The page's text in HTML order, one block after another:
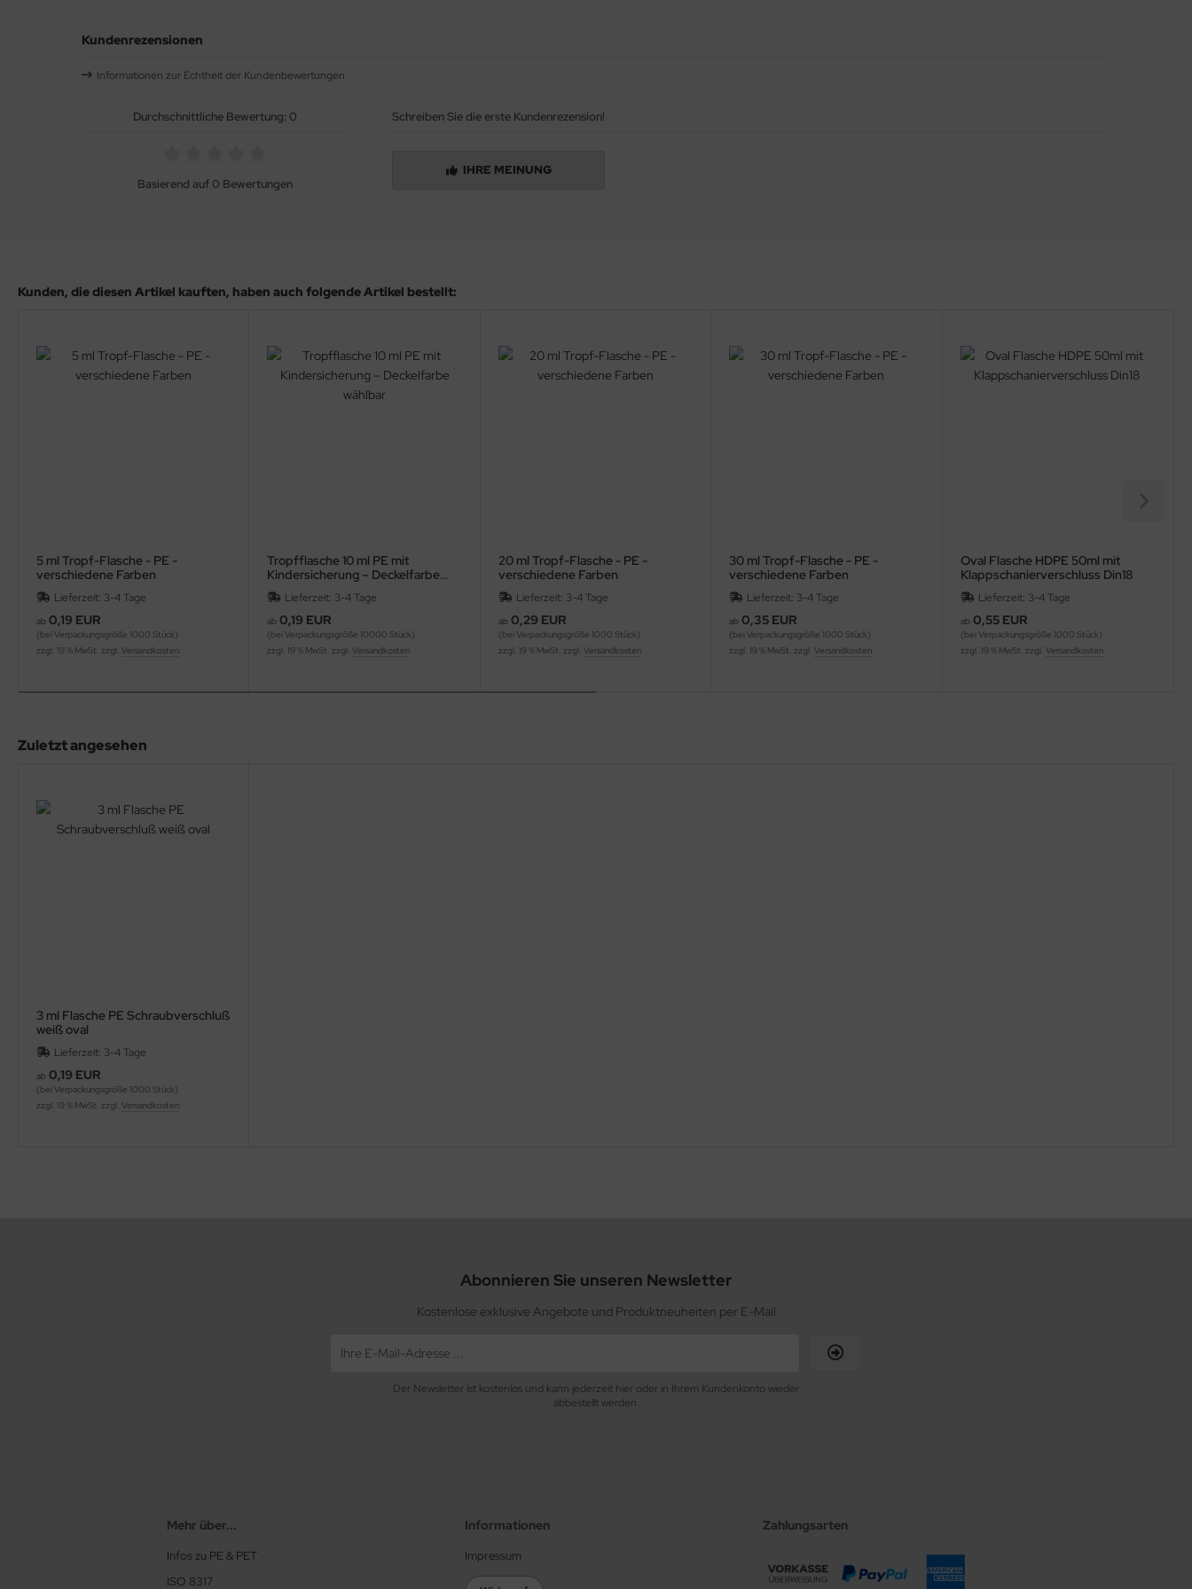
Kundenrezensionen
Informationen zur Echtheit der Kundenbewertungen
Durchschnittliche Bewertung: 0
Basierend auf 0 Bewertungen
Schreiben Sie die erste Kundenrezension!
IHRE MEINUNG
Kunden, die diesen Artikel kauften, haben auch folgende Artikel bestellt:
5 ml Tropf-Flasche - PE -
verschiedene Farben
Lieferzeit: 3-4 Tage
ab 0,19 EUR
(bei Verpackungsgröße 1000 Stück)
zzgl. 19 % MwSt. zzgl. Versandkosten
Tropfflasche 10 ml PE mit
Kindersicherung – Deckelfarbe
wählbar
Lieferzeit: 3-4 Tage
ab 0,19 EUR
(bei Verpackungsgröße 10000 Stück)
zzgl. 19 % MwSt. zzgl.Versandkosten
20 ml Tropf-Flasche - PE -
verschiedene Farben
Lieferzeit: 3-4 Tage
ab 0,29 EUR
(bei Verpackungsgröße 1000 Stück)
zzgl. 19 % MwSt. zzgl. Versandkosten
30 ml Tropf-Flasche - PE -
verschiedene Farben
Lieferzeit: 3-4 Tage
ab 0,35 EUR
(bei Verpackungsgröße 1000 Stück)
zzgl. 19 % MwSt. zzgl.Versandkosten
Oval Flasche HDPE 50ml mit
Klappschanierverschluss Din18
Lieferzeit: 3-4 Tage
ab 0,55 EUR
(bei Verpackungsgröße 1000 Stück)
zzgl. 19 % MwSt. zzgl. Versandkosten
Zuletzt angesehen
3 ml Flasche PE Schraubverschluß
weiß oval
Lieferzeit: 3-4 Tage
ab 0,19 EUR
(bei Verpackungsgröße 1000 Stück)
zzgl. 19 % MwSt. zzgl. Versandkosten
Abonnieren Sie unseren Newsletter
Kostenlose exklusive Angebote und Produktneuheiten per E-Mail
Der Newsletter ist kostenlos und kann jederzeit hier oder in Ihrem Kundenkonto wieder
abbestellt werden.
Mehr über...
Infos zu PE & PET
ISO 8317
Informationen
Impressum
Zahlungsarten